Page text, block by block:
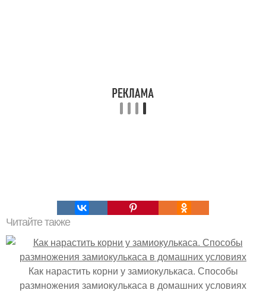
Читайте также
Как нарастить корни у замиокулькаса. Способы
размножения замиокулькаса в домашних условиях